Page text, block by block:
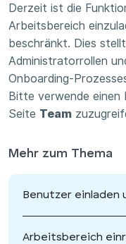
Derzeit ist die
Arbeitsbereich
beschränkt. Dies
Administratorrollen
Onboarding-
Bitte verwende einen
Seite Team
Mehr zum Thema
Benutzer einladen
Arbeitsbereich